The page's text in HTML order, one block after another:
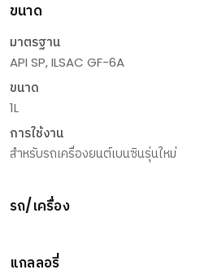
ขนาด
มาตรฐาน
API SP, ILSAC GF-6A
ขนาด
1L
การใช้งาน
สำหรับรถเครื่องยนต์เบนซินรุ่นใหม่
รถ/เครื่อง
แกลลอรี่